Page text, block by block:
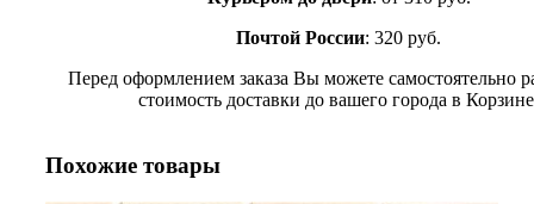
Почтой России: 320 руб.
Перед оформлением заказа Вы можете самостоятельно
стоимость доставки до вашего города в
Похожие товары